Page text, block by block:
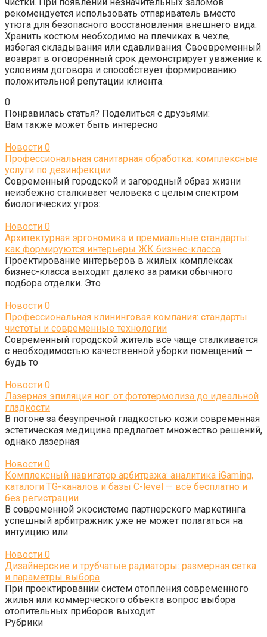
рекомендуется использовать отпариватель вместо
утюга для безопасного восстановления внешнего вида.
Хранить костюм необходимо на плечиках в чехле,
избегая складывания или сдавливания. Своевременный
возврат в оговорённый срок демонстрирует уважение к
условиям договора и способствует формированию
положительной репутации клиента.
0
Понравилась статья? Поделиться с друзьями:
Вам также может быть интересно
Новости 0
Профессиональная санитарная обработка: комплексные
услуги по дезинфекции
Современный городской и загородный образ жизни
неизбежно сталкивает человека с целым спектром
биологических угроз:
Новости 0
Архитектурная эргономика и премиальные стандарты:
как формируются интерьеры ЖК бизнес-класса
Проектирование интерьеров в жилых комплексах
бизнес-класса выходит далеко за рамки обычного
подбора отделки. Это
Новости 0
Профессиональная клининговая компания: стандарты
чистоты и современные технологии
Современный городской житель всё чаще сталкивается
с необходимостью качественной уборки помещений —
будь то
Новости 0
Лазерная эпиляция ног: от фототермолиза до идеальной
гладкости
В погоне за безупречной гладкостью кожи современная
эстетическая медицина предлагает множество решений,
однако лазерная
Новости 0
Комплексный навигатор арбитража: аналитика iGaming,
каталоги TG-каналов и базы C-level — всё бесплатно и
без регистрации
В современной экосистеме партнерского маркетинга
успешный арбитражник уже не может полагаться на
интуицию или
Новости 0
Дизайнерские и трубчатые радиаторы: размерная сетка
и параметры выбора
При проектировании систем отопления современного
жилья или коммерческого объекта вопрос выбора
отопительных приборов выходит
Рубрики